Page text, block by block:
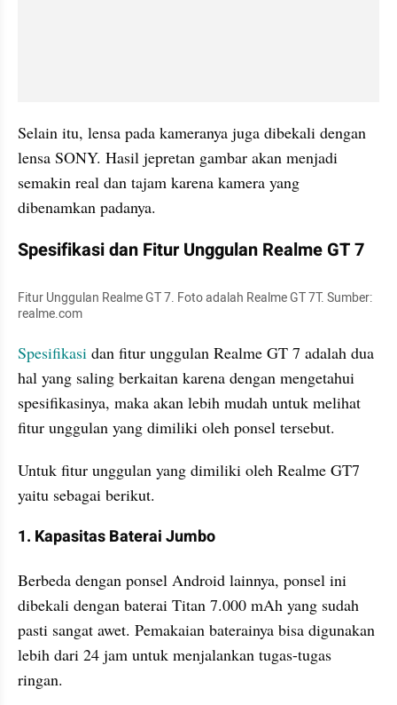
Selain itu, lensa pada kameranya juga dibekali dengan
lensa SONY. Hasil jepretan gambar akan menjadi
semakin real dan tajam karena kamera yang
dibenamkan padanya.
Spesifikasi dan Fitur Unggulan Realme GT 7
Fitur Unggulan Realme GT 7. Foto adalah Realme GT 7T. Sumber:
realme.com
Spesifikasi dan fitur unggulan Realme GT 7 adalah dua
hal yang saling berkaitan karena dengan mengetahui
spesifikasinya, maka akan lebih mudah untuk melihat
fitur unggulan yang dimiliki oleh ponsel tersebut.
Untuk fitur unggulan yang dimiliki oleh Realme GT7
yaitu sebagai berikut.
1. Kapasitas Baterai Jumbo
Berbeda dengan ponsel Android lainnya, ponsel ini
dibekali dengan baterai Titan 7.000 mAh yang sudah
pasti sangat awet. Pemakaian baterainya bisa digunakan
lebih dari 24 jam untuk menjalankan tugas-tugas
ringan.